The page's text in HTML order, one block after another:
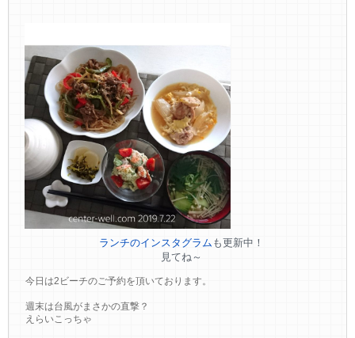
ランチのインスタグラム も更新中！
見てね～
今日は2ビーチのご予約を頂いております。
週末は台風がまさかの直撃？
えらいこっちゃ